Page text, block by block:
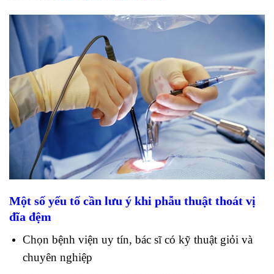
Một số yếu tố cần lưu ý khi phẫu thuật thoát vị
đĩa đệm
Chọn bệnh viện uy tín, bác sĩ có kỹ thuật giỏi và
chuyên nghiệp